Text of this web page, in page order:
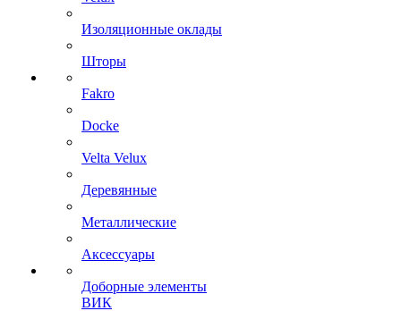
Изоляционные оклады
Шторы
Fakro
Docke
Velta Velux
Деревянные
Металлические
Аксессуары
Доборные элементы
ВИК